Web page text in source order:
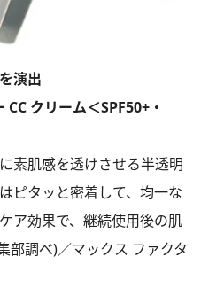
演出
クリーム＜SPF50+・
素肌感を透けさせる半透明
ピタッと密着して、均一な
ア効果で、継続使用後の肌
調べ)／マックス ファクタ